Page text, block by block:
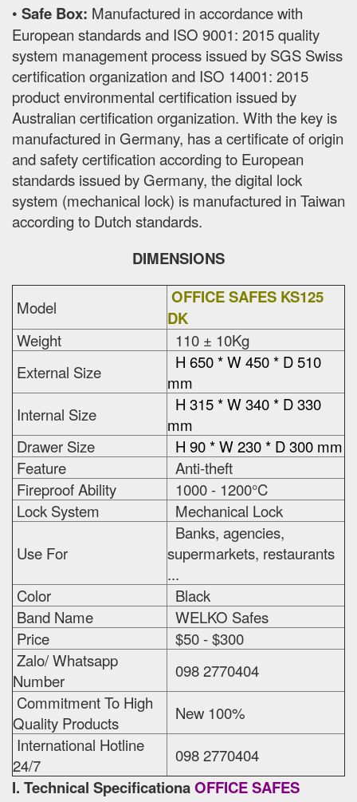
• Safe Box: Manufactured in accordance with
European standards and ISO 9001: 2015 quality
system management process issued by SGS Swiss
certification organization and ISO 14001: 2015
product environmental certification issued by
Australian certification organization. With the key is
manufactured in Germany, has a certificate of origin
and safety certification according to European
standards issued by Germany, the digital lock
system (mechanical lock) is manufactured in Taiwan
according to Dutch standards.
DIMENSIONS
Model
OFFICE SAFES KS125
DK
Weight
110 ± 10Kg
External Size
H 650 * W 450 * D 510
mm
Internal Size
H 315 * W 340 * D 330
mm
Drawer Size
H 90 * W 230 * D 300 mm
Feature
Anti-theft
Fireproof Ability
1000 - 1200°C
Lock System
Mechanical Lock
Use For
Banks, agencies,
supermarkets, restaurants
...
Color
Black
Band Name
WELKO Safes
Price
$50 - $300
Zalo/ Whatsapp
Number
098 2770404
Commitment To High
Quality Products
New 100%
International Hotline
24/7
098 2770404
I. Technical SpecificationaOFFICE SAFES